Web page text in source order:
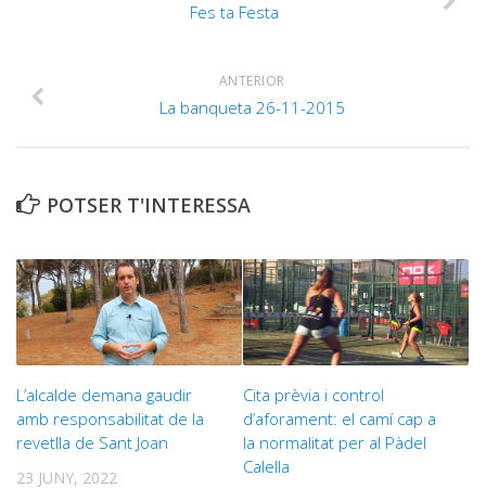
Fes ta Festa
ANTERIOR
La banqueta 26-11-2015
POTSER T'INTERESSA
L’alcalde demana gaudir
amb responsabilitat de la
revetlla de Sant Joan
23 JUNY, 2022
Cita prèvia i control
d’aforament: el camí cap a
la normalitat per al Pàdel
Calella